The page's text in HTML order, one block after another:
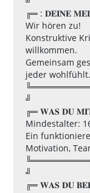
╔═ : 𝐃𝐄𝐈𝐍𝐄
Wir hören zu!
Konstruktive
willkommen.
Gemeinsam
jeder wohlfühlt.
╝
╔═ 𝐖𝐀𝐒 𝐃𝐔
Mindestalter:
Ein
Motivation,
╝
╔═ 𝐖𝐀𝐒 𝐃𝐔